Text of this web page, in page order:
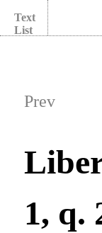
Text
List
Prev
1, q.